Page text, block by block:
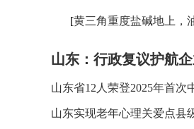
[黄三角重度盐碱地上，
山东：行政复议护航
山东省12人荣登2025年首次
山东实现老年心理关爱点县